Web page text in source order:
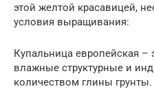
этой желтой красавицей,
условия выращивания:
Купальница европейская –
влажные структурные и
количеством глины грунты.